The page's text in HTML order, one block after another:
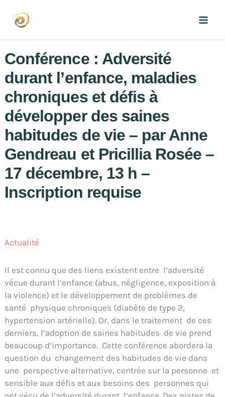
contenu
Conférence : Adversité
durant l’enfance, maladies
chroniques et défis à
développer des saines
habitudes de vie – par Anne
Gendreau et Pricillia Rosée –
17 décembre, 13 h –
Inscription requise
Actualité
Il est connu que des liens existent entre l’adversité
vécue durant l’enfance (abus, négligence, exposition à
la violence) et le développement de problèmes de
santé physique chroniques (diabète de type 2,
hypertension artérielle). Or, dans le traitement de ces
derniers, l’adoption de saines habitudes de vie prend
beaucoup d’importance. Cette conférence abordera la
question du changement des habitudes de vie dans
une perspective alternative, centrée sur la personne et
sensible aux défis et aux besoins des personnes qui